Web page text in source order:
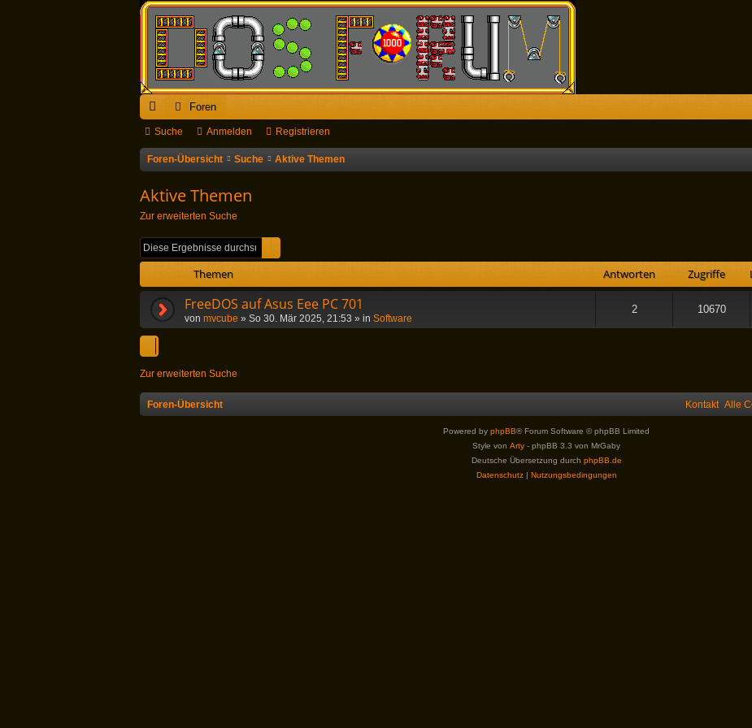
ch
ne
Foren
Suche Anmelden Registrieren
Foren-Übersicht Suche Aktive Themen
Aktive Themen
Zur erweiterten Suche
Themen Antworten Zugriffe
FreeDOS auf Asus Eee PC 701
von mvcube » So 30. Mär 2025, 21:53 » in Software
2 10670
Zur erweiterten Suche
Foren-Übersicht Alle
Kontakt
Powered by phpBB® Forum Software © phpBB Limited
Style von Arty - phpBB 3.3 von MrGaby
Deutsche Übersetzung durch phpBB.de
Datenschutz| Nutzungsbedingungen